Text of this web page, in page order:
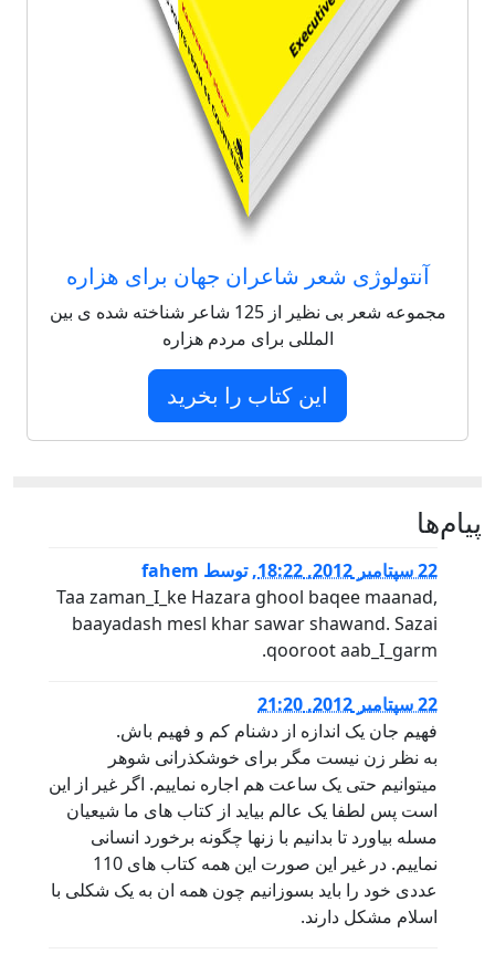
آنتولوژی شعر شاعران جهان برای هزاره
مجموعه شعر بی نظیر از 125 شاعر شناخته شده ی بین
المللی برای مردم هزاره
این کتاب را بخرید
پيام‌ها
22 سپتامبر 2012, 18:22 ,توسط fahem
Taa zaman_I_ke Hazara ghool baqee maanad,
baayadash mesl khar sawar shawand. Sazai
qooroot aab_I_garm.
22 سپتامبر 2012, 21:20
فهیم جان یک اندازه از دشنام کم و فهیم باش.
به نظر زن نیست مگر برای خوشکذرانی شوهر
میتوانیم حتی یک ساعت هم اجاره نماییم. اگر غیر از این
است پس لطفا یک عالم بیاید از کتاب های ما شیعیان
مسله بیاورد تا بدانیم با زنها چگونه برخورد انسانی
نماییم. در غیر این صورت این همه کتاب های 110
عددی خود را باید بسوزانیم چون همه ان به یک شکلی با
اسلام مشکل دارند.